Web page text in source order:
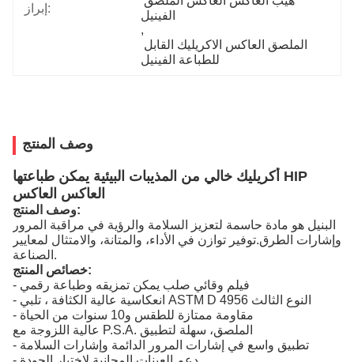
إبراز:
الفينيل
,
للطباعة الفينيل
وصف المنتج
أكريليك خالي من المذيبات البيئية يمكن طباعتها HIP
العاكس العاكس
وصف المنتج:
البنيل هو مادة حاسمة لتعزيز السلامة والرؤية في مراقبة المرور
وإشارات الطرق.توفير توازن في الأداء، والمتانة، والامتثال لمعايير
الصناعة.
خصائص المنتج:
- فيلم وقائي صلب يمكن تمزيقه وطباعة رقمي
- انعكاسية عالية الكثافة ، تلبي ASTM D 4956 النوع الثالث
- مقاومة ممتازة للطقس و10 سنوات من الحياة
عالية اللزوجة مع P.S.A. الملصق، سهلة لتطبيق
- تطبيق واسع في إشارات المرور الدائمة وإشارات السلامة